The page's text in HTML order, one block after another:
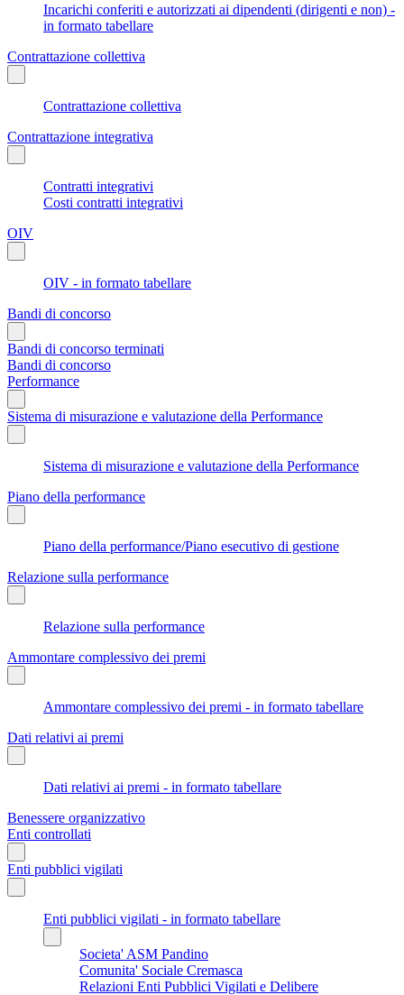
Incarichi conferiti e autorizzati ai dipendenti (dirigenti e non) -
in formato tabellare
Contrattazione collettiva
Contrattazione collettiva
Contrattazione integrativa
Contratti integrativi
Costi contratti integrativi
OIV
OIV - in formato tabellare
Bandi di concorso
Bandi di concorso terminati
Bandi di concorso
Performance
Sistema di misurazione e valutazione della Performance
Sistema di misurazione e valutazione della Performance
Piano della performance
Piano della performance/Piano esecutivo di gestione
Relazione sulla performance
Relazione sulla performance
Ammontare complessivo dei premi
Ammontare complessivo dei premi - in formato tabellare
Dati relativi ai premi
Dati relativi ai premi - in formato tabellare
Benessere organizzativo
Enti controllati
Enti pubblici vigilati
Enti pubblici vigilati - in formato tabellare
Societa' ASM Pandino
Comunita' Sociale Cremasca
Relazioni Enti Pubblici Vigilati e Delibere